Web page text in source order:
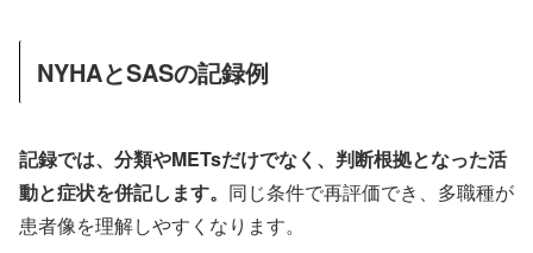
NYHAとSASの記録例
記録では、分類やMETsだけでなく、判断根拠となった活
動と症状を併記します。 同じ条件で再評価でき、多職種が
患者像を理解しやすくなります。